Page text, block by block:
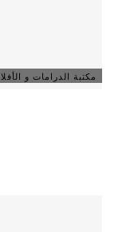
مكتبة الدرامات و